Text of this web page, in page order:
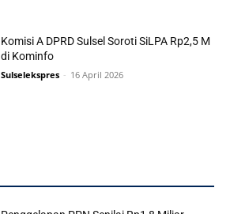
Komisi A DPRD Sulsel Soroti SiLPA Rp2,5 M
di Kominfo
Sulselekspres - 16 April 2026